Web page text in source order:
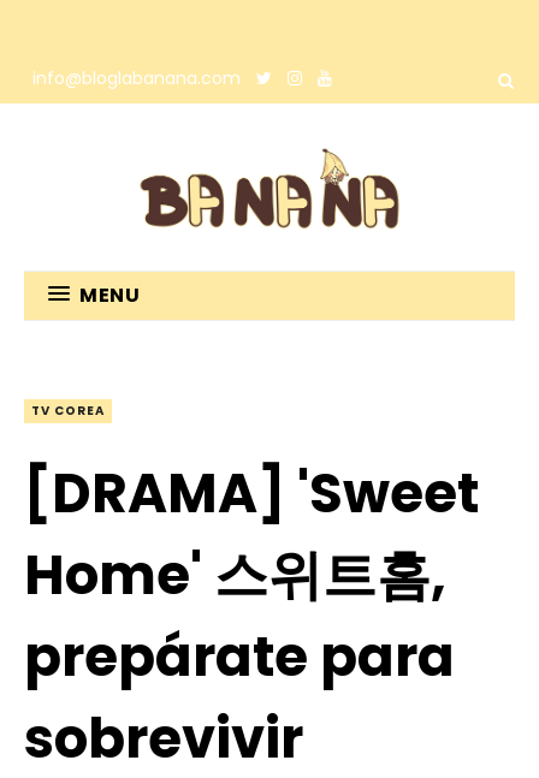
info@bloglabanana.com
MENU
TV COREA
[DRAMA] 'Sweet
Home' 스위트홈,
prepárate para
sobrevivir